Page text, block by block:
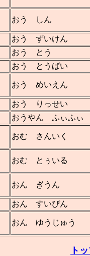
おう しん
おう ずいけん
おう とう
おう とうばい
おう めいえん
おう りっせい
おうやん ふぃ
おむ さんいく
おむ とぅいる
おん ぎうん
おん すいぴん
おん ゆうじゅう
ト